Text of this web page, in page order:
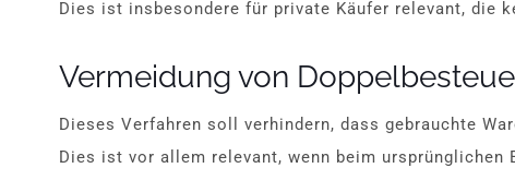
Dies ist insbesondere für private Käufer relevant, die
Vermeidung von
Dieses Verfahren soll verhindern, dass gebrauchte
Dies ist vor allem relevant, wenn beim